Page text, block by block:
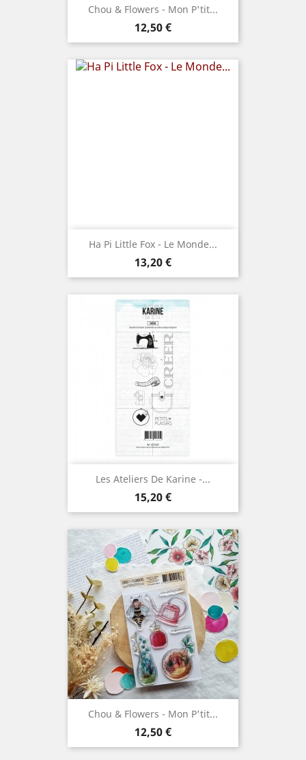
Chou & Flowers - Mon P'tit...
Prix
12,50 €
Ha Pi Little Fox - Le Monde...
Prix
13,20 €
Les Ateliers De Karine -...
Prix
15,20 €
Chou & Flowers - Mon P'tit...
Prix
12,50 €